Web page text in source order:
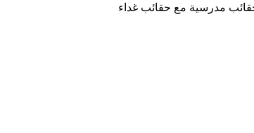
مدرسية مع حقائب غداء